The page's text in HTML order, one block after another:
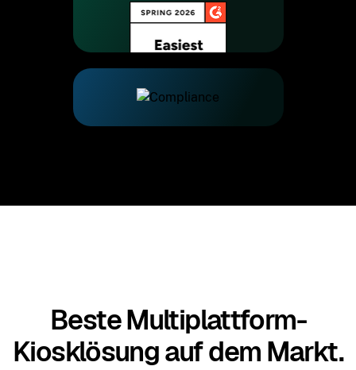
Beste Multiplattform-
Kiosklösung auf dem Markt.